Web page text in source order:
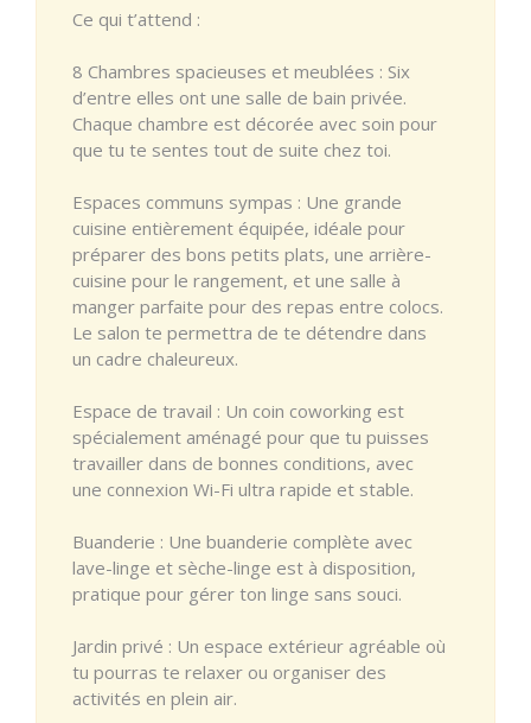
Ce qui t’attend :
8 Chambres spacieuses et meublées : Six
d’entre elles ont une salle de bain privée.
Chaque chambre est décorée avec soin pour
que tu te sentes tout de suite chez toi.
Espaces communs sympas : Une grande
cuisine entièrement équipée, idéale pour
préparer des bons petits plats, une arrière-
cuisine pour le rangement, et une salle à
manger parfaite pour des repas entre colocs.
Le salon te permettra de te détendre dans
un cadre chaleureux.
Espace de travail : Un coin coworking est
spécialement aménagé pour que tu puisses
travailler dans de bonnes conditions, avec
une connexion Wi-Fi ultra rapide et stable.
Buanderie : Une buanderie complète avec
lave-linge et sèche-linge est à disposition,
pratique pour gérer ton linge sans souci.
Jardin privé : Un espace extérieur agréable où
tu pourras te relaxer ou organiser des
activités en plein air.